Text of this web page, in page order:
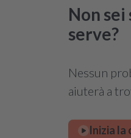
Non
serve?
Nessun
aiuterà a
Inizia la